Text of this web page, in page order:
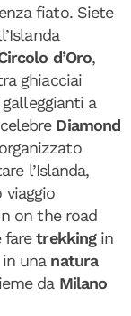
fiato. Siete
d’Oro,
ghiacciai
a
Diamond
l’Islanda,
viaggio
on the road
faretrekkingin
una natura
da Milano